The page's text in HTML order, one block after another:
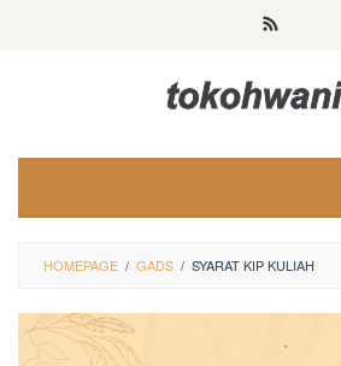
HOMEPAGE / GADS / SYARAT KIP KULIAH